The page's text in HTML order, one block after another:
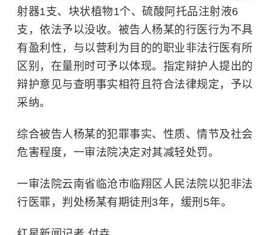
射器1支、块状植物1个、硫酸阿托品注射液6
支，依法予以没收。被告人杨某的行医行为不具
有盈利性，与以营利为目的的职业非法行医有所
区别，在量刑时可予以体现。指定辩护人提出的
辩护意见与查明事实相符且符合法律规定，予以
采纳。
综合被告人杨某的犯罪事实、性质、情节及社会
危害程度，一审法院决定对其减轻处罚。
一审法院云南省临沧市临翔区人民法院以犯非法
行医罪，判处杨某有期徒刑3年，缓刑5年。